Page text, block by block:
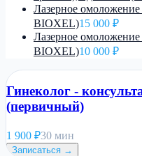
Лазерное
BIOXEL)15 000 ₽
Лазерное омоложение
BIOXEL)10 000 ₽
Гинеколог -
(первичный)
1 900 ₽30 мин
Записаться →